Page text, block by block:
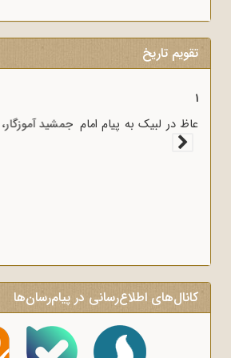
تقویم تاریخ
آغاز سخنرانی‌های انتقادی و روشنگر وعاظ
به وعاظ و روحانیون برای روشنگری و
کانال‌های اطلاع‌رسانی در پیام‌رسان‌ها